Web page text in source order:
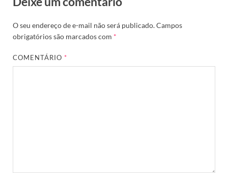
O seu endereço de e-mail não será publicado.Campos
obrigatórios são marcados com *
COMENTÁRIO*